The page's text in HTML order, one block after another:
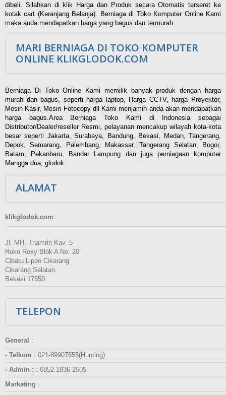
dibeli. Silahkan di klik Harga dan Produk secara Otomatis terseret ke
kotak cart (Keranjang Belanja). Berniaga di Toko Komputer Online Kami
maka anda mendapatkan harga yang bagus dan termurah.
MARI BERNIAGA DI TOKO KOMPUTER
ONLINE KLIKGLODOK.COM
Berniaga Di Toko Online Kami memilik banyak produk dengan harga
murah dan bagus, seperti harga laptop, Harga CCTV, harga Proyektor,
Mesin Kasir, Mesin Fotocopy dll Kami menjamin anda akan mendapatkan
harga bagus.Area Berniaga Toko Kami di Indonesia sebagai
Distributor/Dealer/reseller Resmi, pelayanan mencakup wilayah kota-kota
besar seperti Jakarta, Surabaya, Bandung, Bekasi, Medan, Tangerang,
Depok, Semarang, Palembang, Makassar, Tangerang Selatan, Bogor,
Batam, Pekanbaru, Bandar Lampung dan juga perniagaan komputer
Mangga dua, glodok.
ALAMAT
klikglodok.com
Jl. MH. Thamrin Kav. 5
Ruko Roxy Blok A No. 20
Cibatu Lippo Cikarang
Cikarang Selatan
Bekasi 17550
TELEPON
General :
- Telkom : 021-89907555(Hunting)
- Admin : : 0852 1936 2505
Marketing :